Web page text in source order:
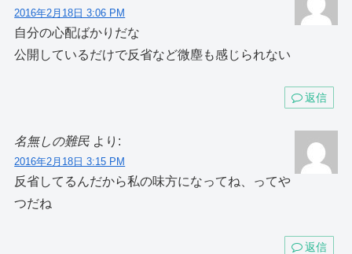
2016年2月18日 3:06 PM
自分の心配ばかりだな
公開しているだけで反省など微塵も感じられない
返信
名無しの難民 より:
2016年2月18日 3:15 PM
反省してるんだから私の味方になってね、ってや
つだね
返信